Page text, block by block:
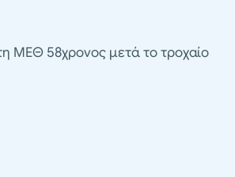
ΜΕΘ 58χρονος μετά το τροχαίο